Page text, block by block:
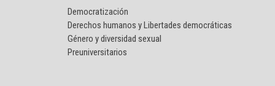
Democratización
Derechos humanos y Libertades democráticas
Género y diversidad sexual
Preuniversitarios